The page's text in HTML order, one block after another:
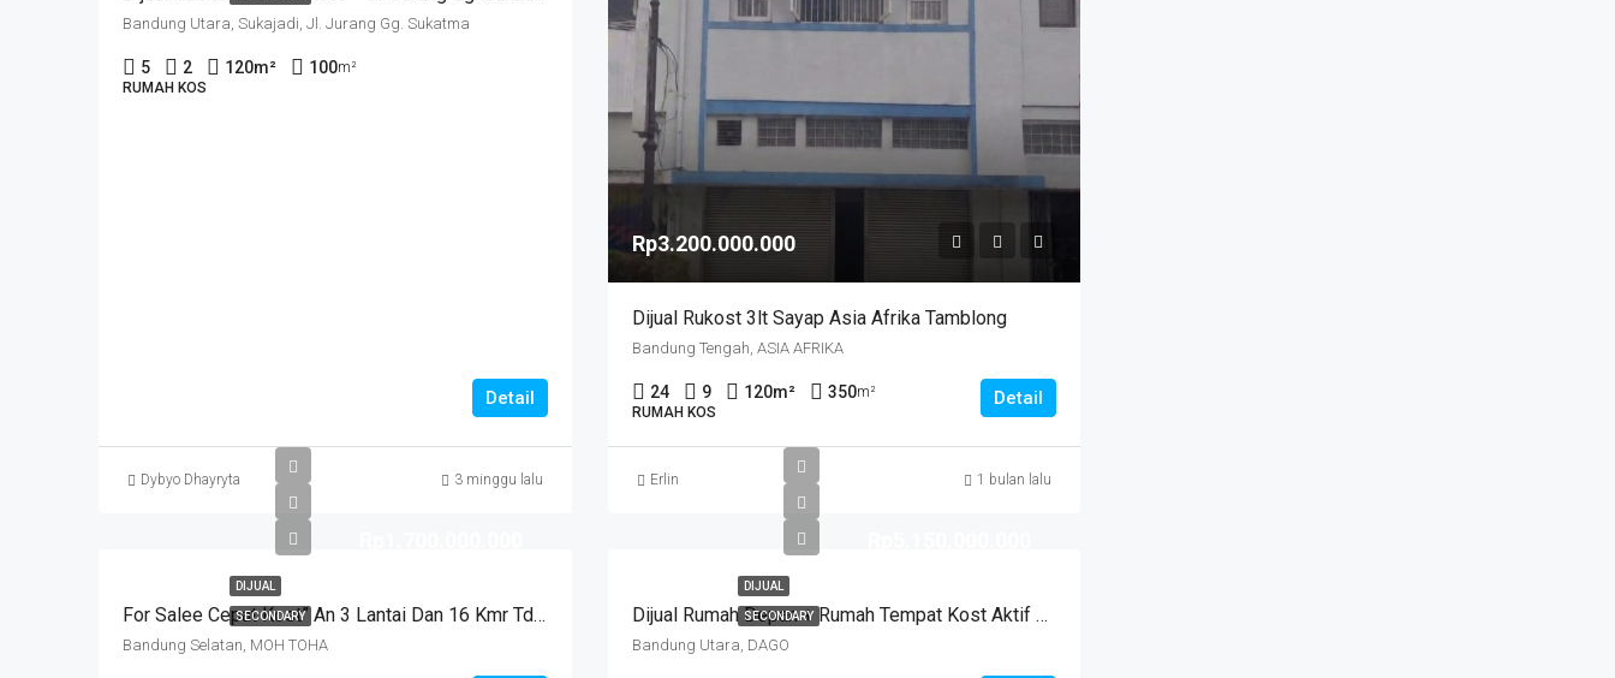
Bandung Utara, Sukajadi, Jl. Jurang Gg. Sukatma
5 2 120m² 100m²
RUMAH KOS
Detail
Dybyo Dhayryta 3 minggu lalu
Rp3.200.000.000
Dijual Rukost 3lt Sayap Asia Afrika Tamblong
Bandung Tengah, ASIA AFRIKA
24 9 120m² 350m²
RUMAH KOS
Detail
Erlin 1 bulan lalu
DIJUAL
SECONDARY For Salee Cepat Kost” An 3 Lantai Dan 16 Kmr Tdr+kmr Mandi Dalamdi Jalan Moch Toha
Bandung Selatan, MOH TOHA
DIJUAL
SECONDARY Dijual Rumah Depan + Rumah Tempat Kost Aktif Siap Pakai. CISITU LAMA
Bandung Utara, DAGO